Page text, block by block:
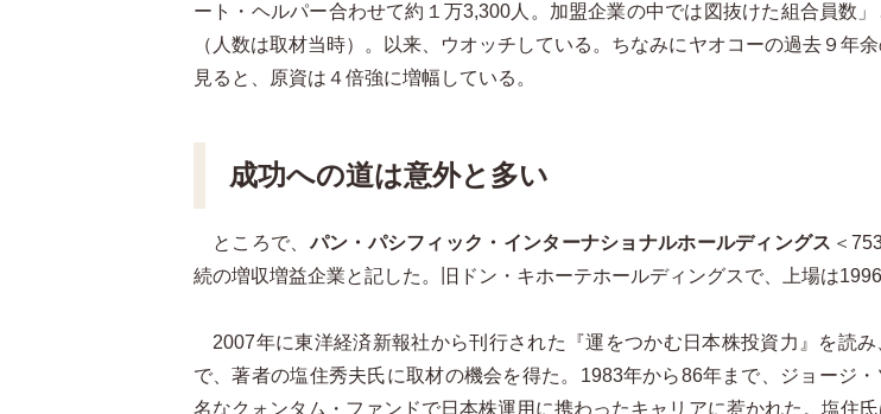
ート・ヘルパー合わせて約１万3,300人。加盟企業の中では図抜けた組合員数」
（人数は取材当時）。以来、ウオッチしている。ちなみにヤオコーの過去９年
見ると、原資は４倍強に増幅している。
成功への道は意外と多い
ところで、パン・パシフィック・インターナショナルホールディングス ＜
続の増収増益企業と記した。旧ドン・キホーテホールディングスで、上場は1996
2007年に東洋経済新報社から刊行された『運をつかむ日本株投資力』を読み
で、著者の塩住秀夫氏に取材の機会を得た。1983年から86年まで、ジョージ
名なクォンタム・ファンドで日本株運用に携わったキャリアに惹かれた。塩住